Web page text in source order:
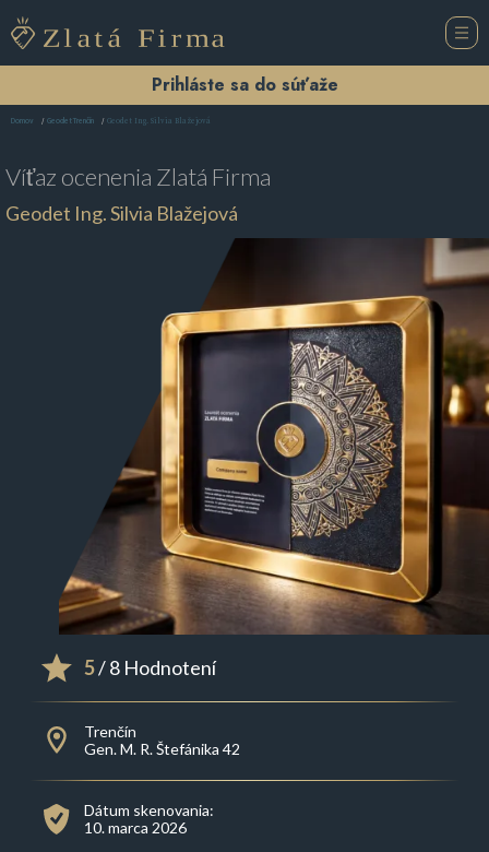
Prihláste sa do súťaže
Domov Geodet Trenčín Geodet Ing. Silvia Blažejová
Víťaz ocenenia Zlatá Firma
Geodet Ing. Silvia Blažejová
5/ 8 Hodnotení
Trenčín
Gen. M. R. Štefánika 42
Dátum skenovania:
10. marca 2026